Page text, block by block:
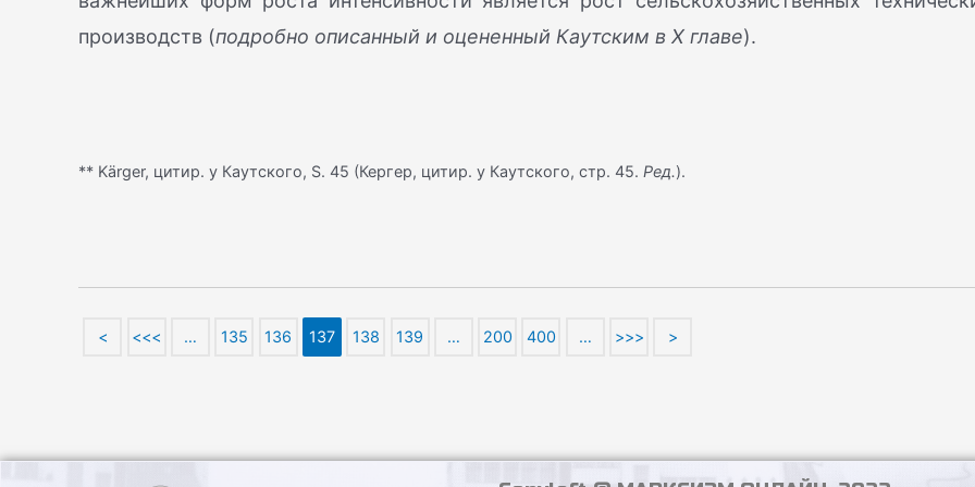
производств (подробно описанный и оцененный Каутским в X главе).
** Kärger, цитир. у Каутского, S. 45 (Кергер, цитир. у Каутского, стр. 45. Ред.).
< <<< … 135 136 137 138 139 … 200 400 … >>> >